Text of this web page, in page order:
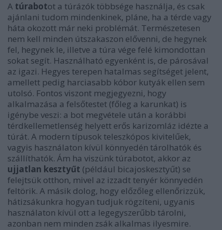
A túrabotot a túrázók többsége használja, és csak
ajánlani tudom mindenkinek, pláne, ha a térde vagy
háta okozott már neki problémát. Természetesen
nem kell minden útszakaszon elővenni, de hegynek
fel, hegynek le, illetve a túra vége felé kimondottan
sokat segít. Használható egyenként is, de párosával
az igazi. Hegyes terepen hatalmas segítséget jelent,
amellett pedig harciasabb kóbor kutyák ellen sem
utolsó. Fontos viszont megjegyezni, hogy
alkalmazása a felsőtestet (főleg a karunkat) is
igénybe veszi: a bot megvétele után a korábbi
térdkellemetlenség helyett erős karizomláz idézte a
túrát. A modern típusok teleszkópos kivitelűek,
vagyis használaton kívül könnyedén tárolhatók és
szállíthatók. Ám ha viszünk túrabotot, akkor az
ujjatlan kesztyűt (például bicajoskesztyűt) se
felejtsük otthon, mivel az izzadt tenyér könnyedén
feltörik. A másik dolog, hogy előzőleg ellenőrizzük,
hátizsákunkra hogyan tudjuk rögzíteni, ugyanis
használaton kívül ott a legegyszerűbb tárolni,
azonban nem minden zsák alkalmas ilyesmire.